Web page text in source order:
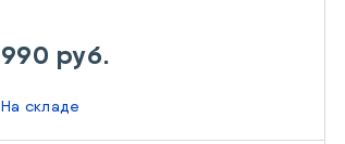
990 руб.
На складе